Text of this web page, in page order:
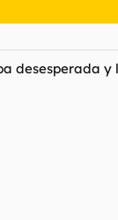
desesperada